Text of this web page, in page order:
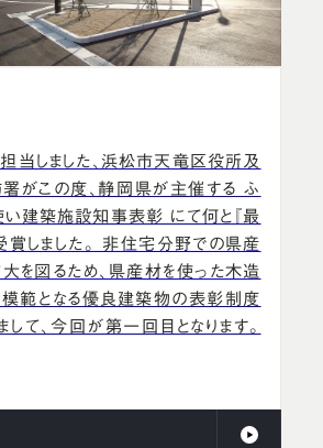
当しました、浜松市天竜区役所及
がこの度、静岡県が主催する ふ
い建築施設知事表彰 にて何と『最
賞しました。 非住宅分野での県産
を図るため、県産材を使った木造
範となる優良建築物の表彰制度
して、今回が第一回目となります。